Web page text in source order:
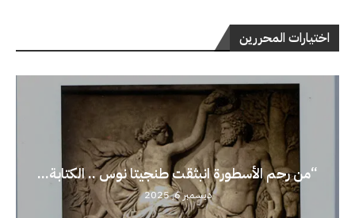
اختيارات المحررين
“من رحم الأسطورة انبثقت طنجيتا نوس .. الكتابة...
ديسمبر 6, 2025